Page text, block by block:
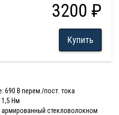
3200 ₽
Купить
690 В перем./пост. тока
Нм
армированный стекловолокном